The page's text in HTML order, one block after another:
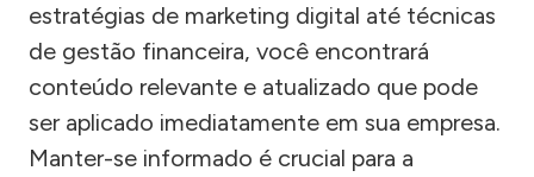
estratégias de marketing digital até técnicas
de gestão financeira, você encontrará
conteúdo relevante e atualizado que pode
ser aplicado imediatamente em sua empresa.
Manter-se informado é crucial para a